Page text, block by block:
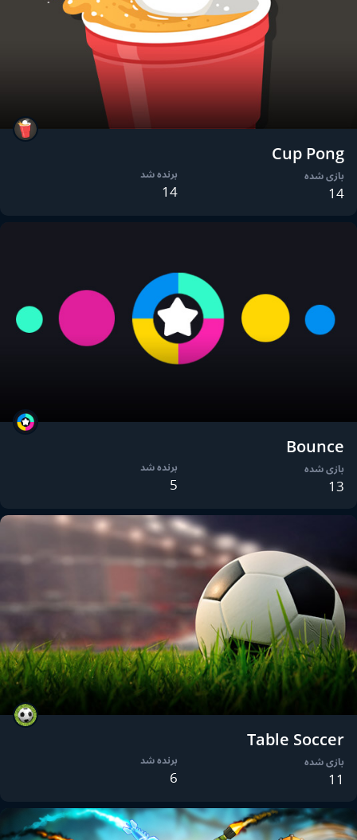
Cup Pong
بازی شده
14
برنده شد
14
Bounce
بازی شده
13
برنده شد
5
Table Soccer
بازی شده
11
برنده شد
6